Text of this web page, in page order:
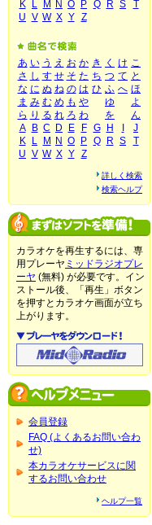
K
L M N O P Q R S
T
U V W X Y Z
あ い う え お か き く け こ
さ し す せ そ た ち つ て と
な に ぬ ね の は ひ ふ へ ほ
ま み む め も や ゆ
よ
ら り る れ ろ わ を
ん
A
B C D E F G H
J
K
L M N O P Q R S
T
U V W X Y Z
詳しく検索
検索ヘルプ
カラオケを再生するには、専
用プレーヤ ミッドラジオプレ
ーヤ (無料) が必要です。イン
ストール後、「再生」ボタン
を押すとカラオケ画面が立ち
上がります。
会員登録
FAQ (よくあるお問い合わ
せ)
本カラオケサービスに関
するお問い合わせ
ヘルプ一覧